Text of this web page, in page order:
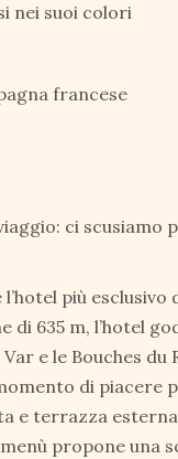
nei suoi colori
francese
ci scusiamo
più esclusivo
635 m, l’hotel
e le Bouches du
di piacere
e terrazza esterna
propone una